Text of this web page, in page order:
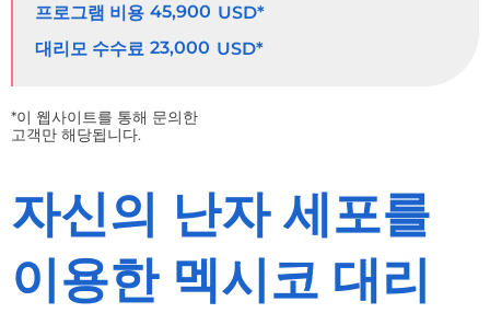
프로그램 비용 45,900 USD*
대리모 수수료 23,000 USD*
*이 웹사이트를 통해 문의한
고객만 해당됩니다.
자신의 난자 세포를
이용한 멕시코 대리